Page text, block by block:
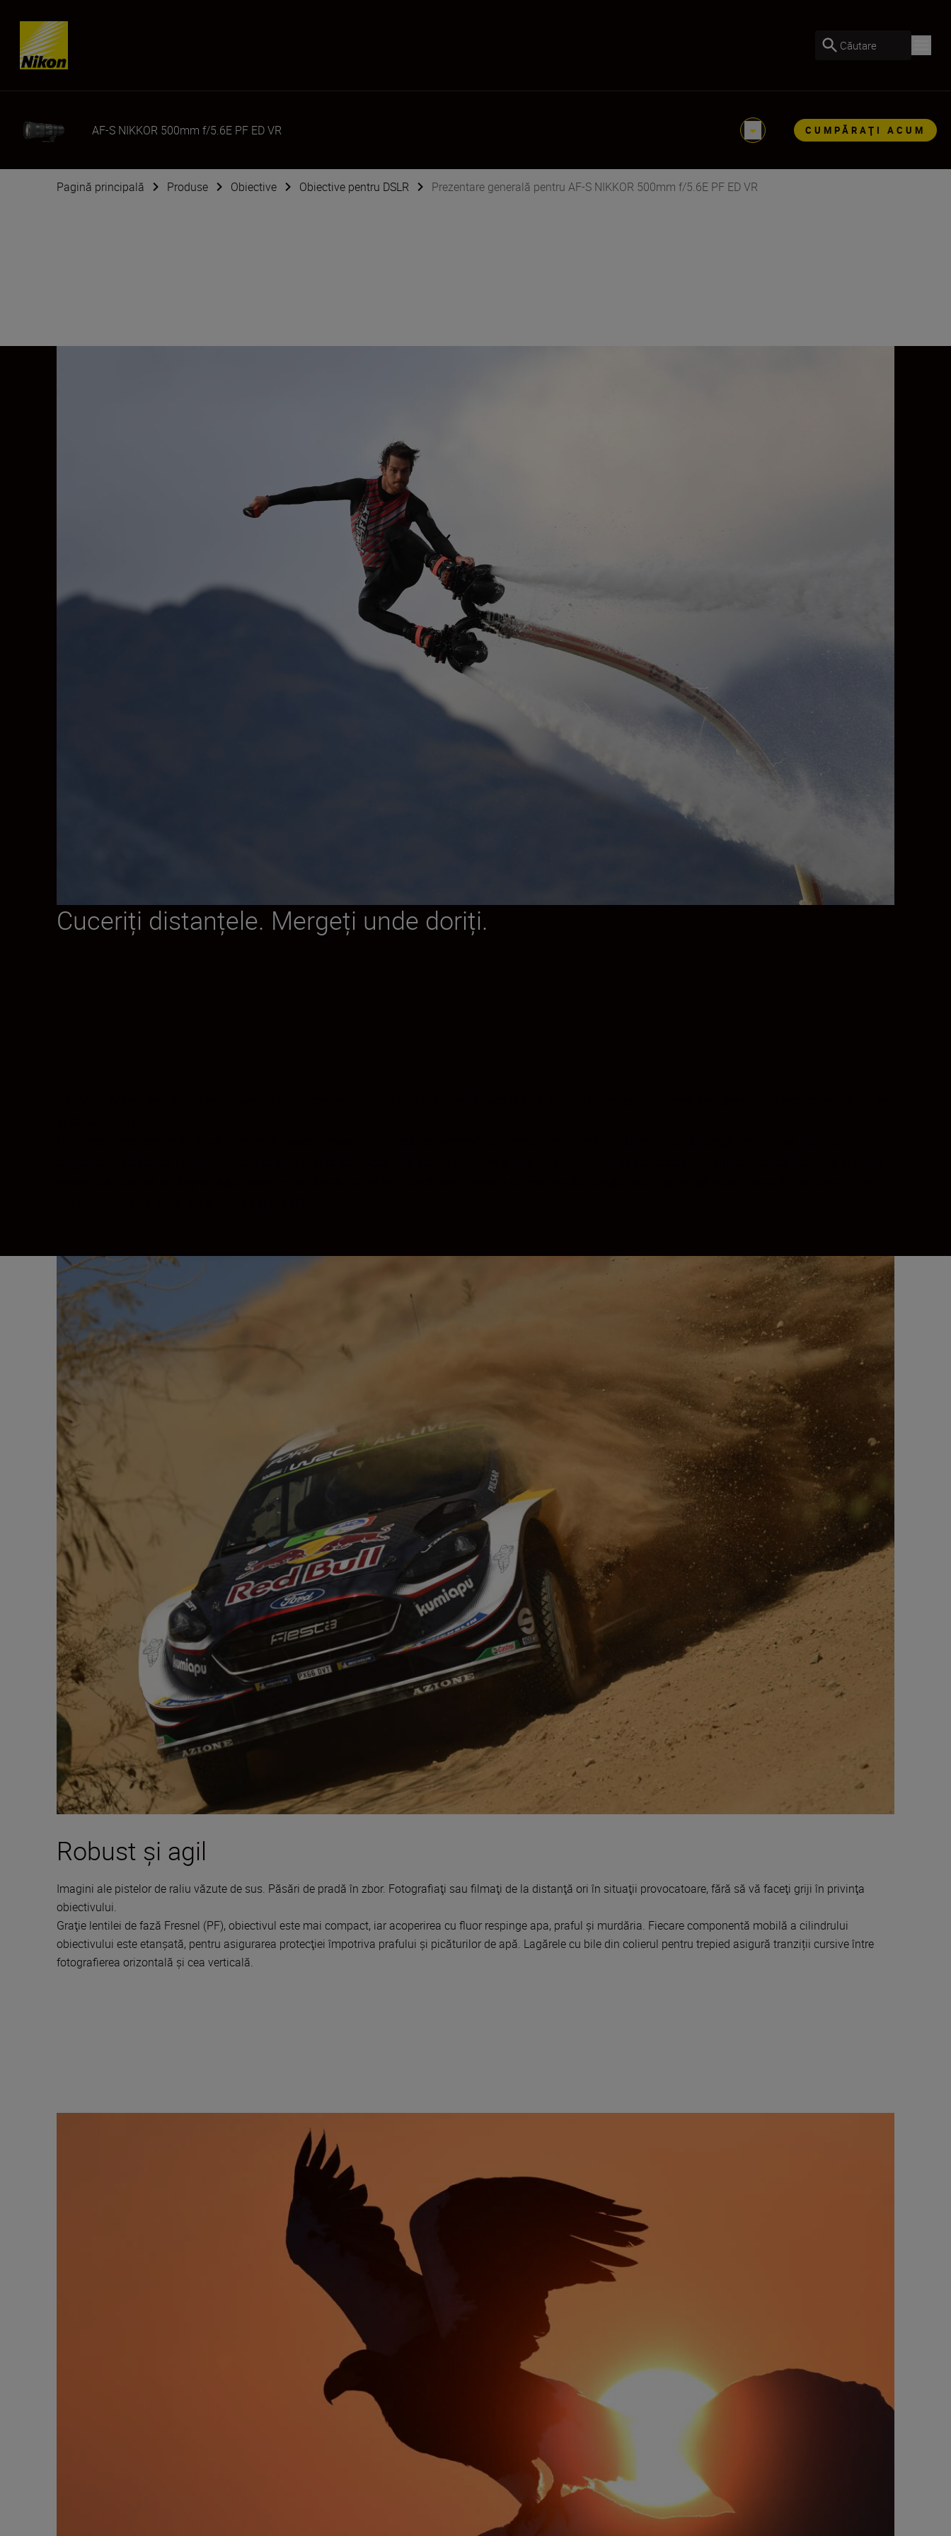
Skip content
Căutare
AF-S NIKKOR 500mm f/5.6E PF ED VR CUMPĂRAŢI ACUM
Pagină principală Produse Obiective Obiective pentru DSLR Prezentare generală pentru AF-S NIKKOR 500mm f/5.6E PF ED VR
Cuceriți distanțele. Mergeți unde doriți.
Robust și agil
Imagini ale pistelor de raliu văzute de sus. Păsări de pradă în zbor. Fotografiaţi sau filmaţi de la distanţă ori în situaţii provocatoare, fără să vă faceţi griji în privinţa
obiectivului.
Graţie lentilei de fază Fresnel (PF), obiectivul este mai compact, iar acoperirea cu fluor respinge apa, praful şi murdăria. Fiecare componentă mobilă a cilindrului
obiectivului este etanşată, pentru asigurarea protecţiei împotriva prafului şi picăturilor de apă. Lagărele cu bile din colierul pentru trepied asigură tranziții cursive între
fotografierea orizontală și cea verticală.